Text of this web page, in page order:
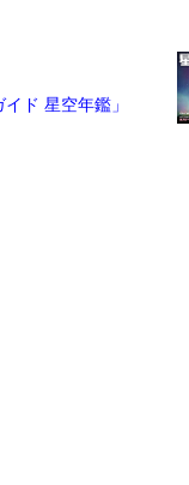
ド 星空年鑑」